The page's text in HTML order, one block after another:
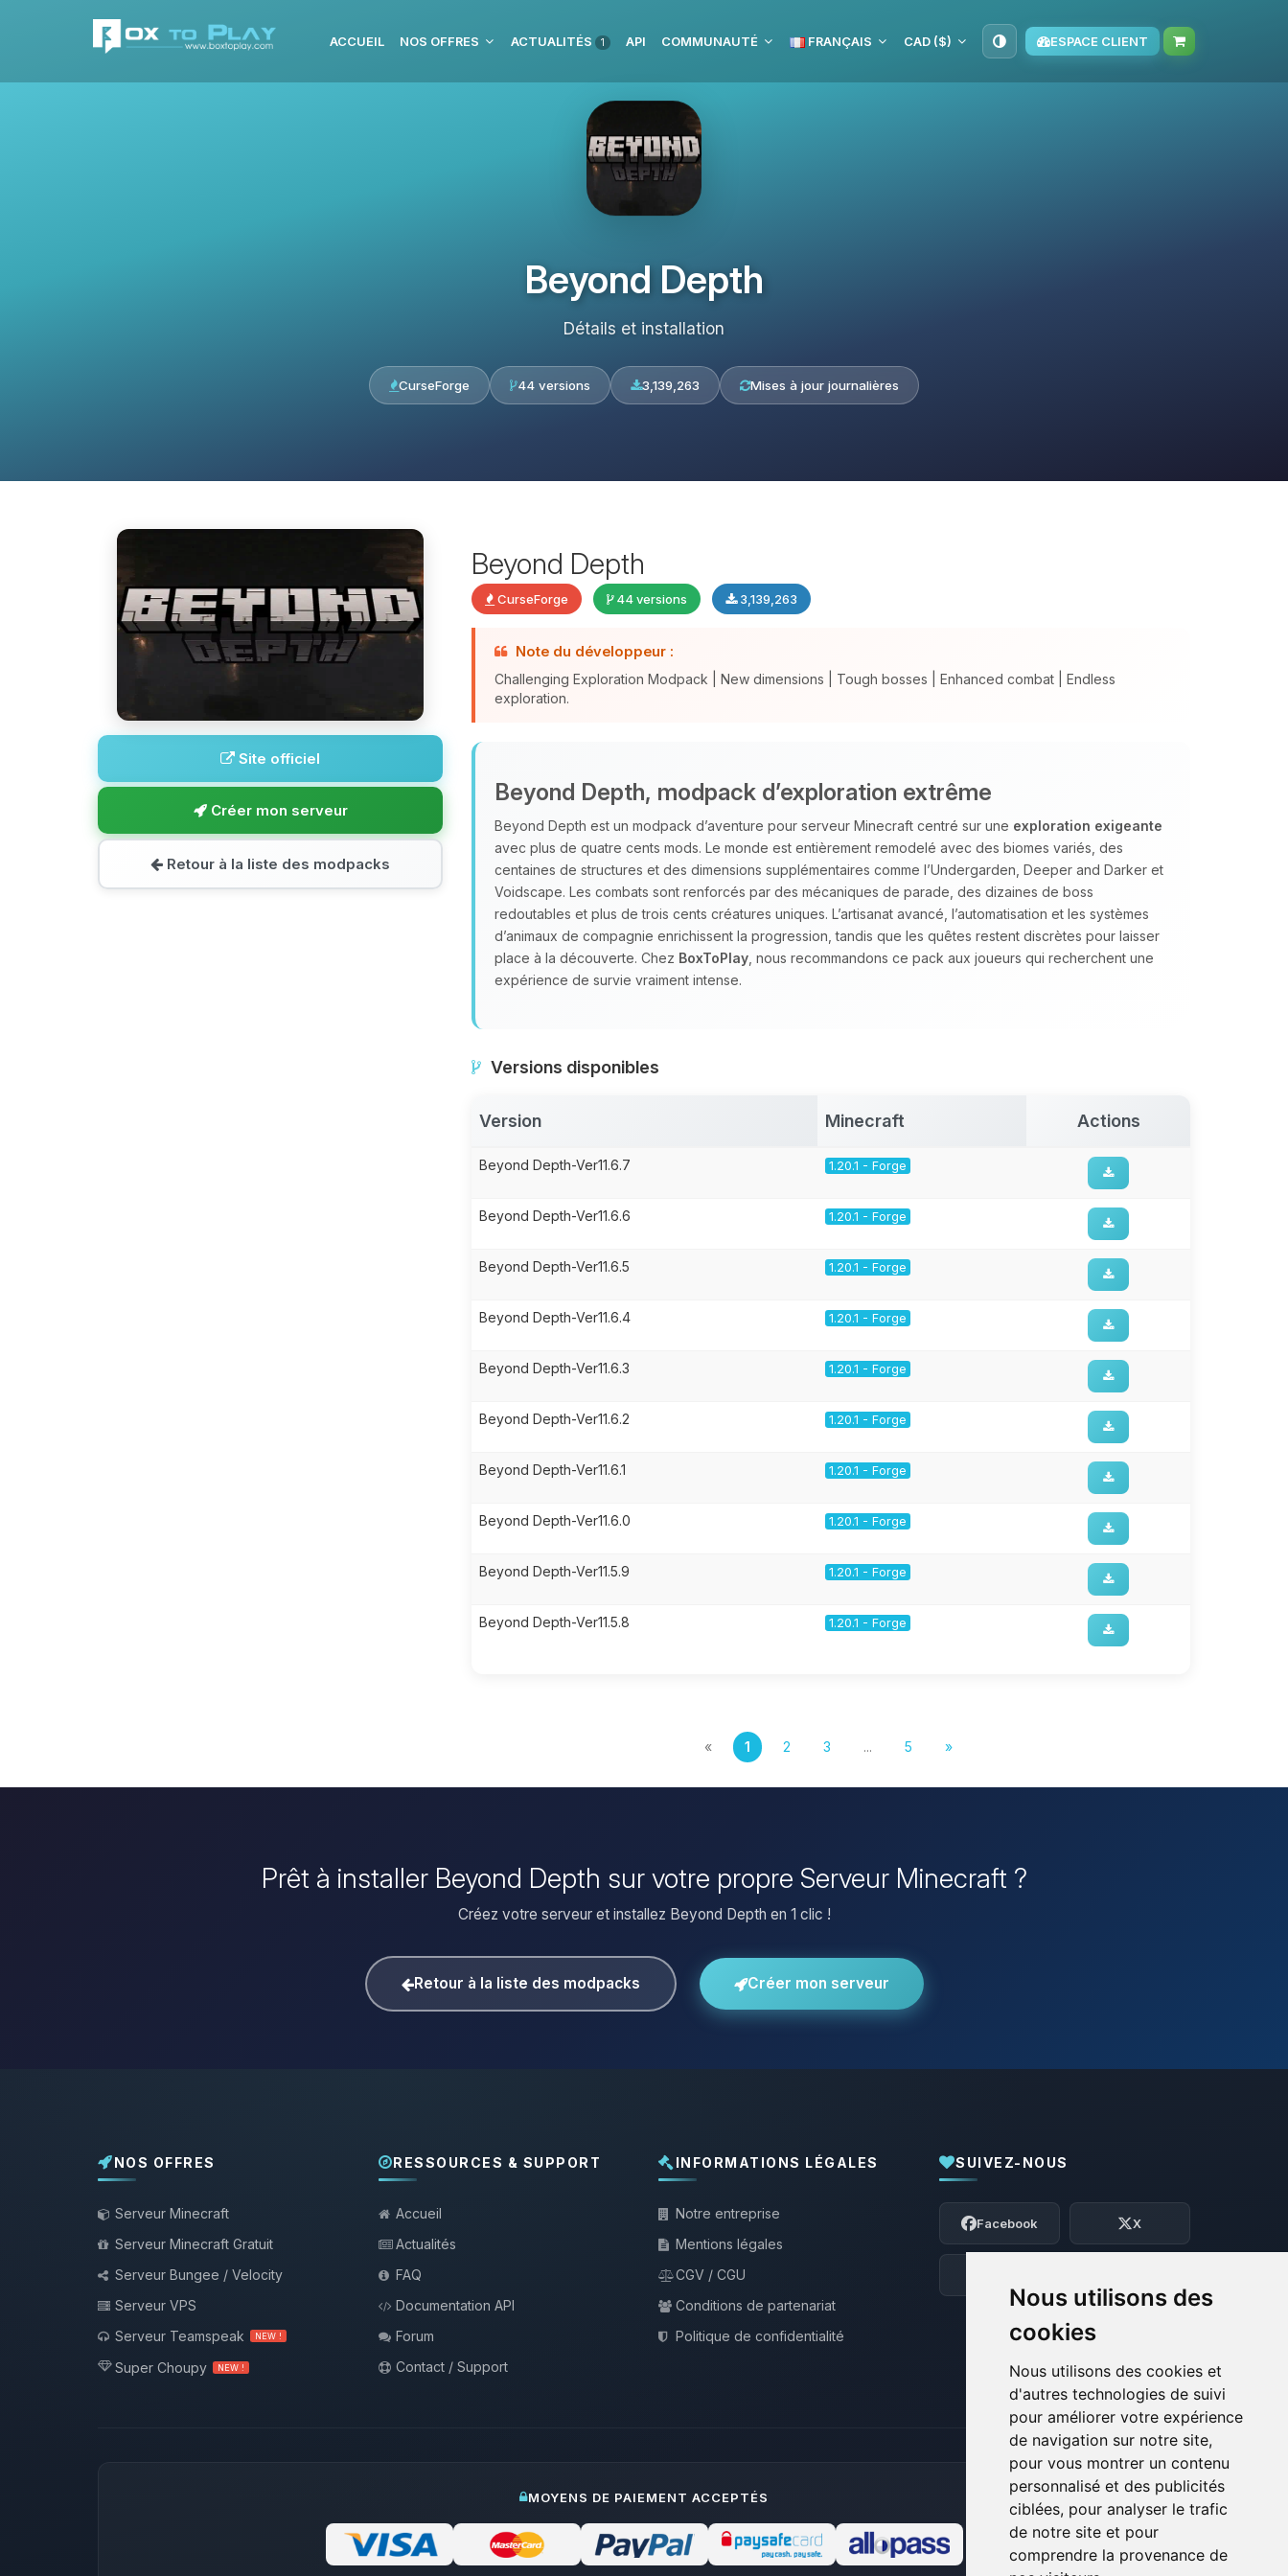
Nous utilisons des
cookies
Nous utilisons des cookies et
d'autres technologies de suivi
pour améliorer votre expérience
de navigation sur notre site,
pour vous montrer un contenu
personnalisé et des publicités
ciblées, pour analyser le trafic
de notre site et pour
comprendre la provenance de
ACCUEIL NOS OFFRES ACTUALITÉS 1 API COMMUNAUTÉ FRANÇAIS CAD ($) ESPACE CLIENT
Beyond Depth
Détails et installation
CurseForge 44 versions 3,139,263 Mises à jour journalières
Site officiel
Créer mon serveur
Retour à la liste des modpacks
Beyond Depth
CurseForge 44 versions 3,139,263
Note du développeur :
Challenging Exploration Modpack | New dimensions | Tough bosses | Enhanced combat | Endless
exploration.
Beyond Depth, modpack d’exploration extrême
Beyond Depth est un modpack d’aventure pour serveur Minecraft centré sur une exploration exigeante
avec plus de quatre cents mods. Le monde est entièrement remodelé avec des biomes variés, des
centaines de structures et des dimensions supplémentaires comme l’Undergarden, Deeper and Darker et
Voidscape. Les combats sont renforcés par des mécaniques de parade, des dizaines de boss
redoutables et plus de trois cents créatures uniques. L’artisanat avancé, l’automatisation et les systèmes
d’animaux de compagnie enrichissent la progression, tandis que les quêtes restent discrètes pour laisser
place à la découverte. Chez BoxToPlay , nous recommandons ce pack aux joueurs qui recherchent une
expérience de survie vraiment intense.
Versions disponibles
Version Minecraft Actions
Beyond Depth-Ver11.6.7 1.20.1 - Forge
Beyond Depth-Ver11.6.6 1.20.1 - Forge
Beyond Depth-Ver11.6.5 1.20.1 - Forge
Beyond Depth-Ver11.6.4 1.20.1 - Forge
Beyond Depth-Ver11.6.3 1.20.1 - Forge
Beyond Depth-Ver11.6.2 1.20.1 - Forge
Beyond Depth-Ver11.6.1 1.20.1 - Forge
Beyond Depth-Ver11.6.0 1.20.1 - Forge
Beyond Depth-Ver11.5.9 1.20.1 - Forge
Beyond Depth-Ver11.5.8 1.20.1 - Forge
« 1 2 3 ... 5 »
Prêt à installer Beyond Depth sur votre propre Serveur Minecraft ?
Créez votre serveur et installez Beyond Depth en 1 clic !
Retour à la liste des modpacks Créer mon serveur
NOS OFFRES
Serveur Minecraft
Serveur Minecraft Gratuit
Serveur Bungee / Velocity
Serveur VPS
Serveur Teamspeak
NEW !
Super Choupy NEW !
RESSOURCES & SUPPORT
Accueil
Actualités
FAQ
Documentation API
Forum
Contact / Support
INFORMATIONS LÉGALES
Notre entreprise
Mentions légales
CGV / CGU
Conditions de partenariat
Politique de confidentialité
SUIVEZ-NOUS
Facebook X
MOYENS DE PAIEMENT ACCEPTÉS
Youpi, enfin quelqu’un pour me parler !
Moi c’est Choupy, ton petit assistant
BoxToPlay. Dis-moi ce dont tu as besoin
et je vais remuer mes petits circuits
08/08/2026 à 02:59